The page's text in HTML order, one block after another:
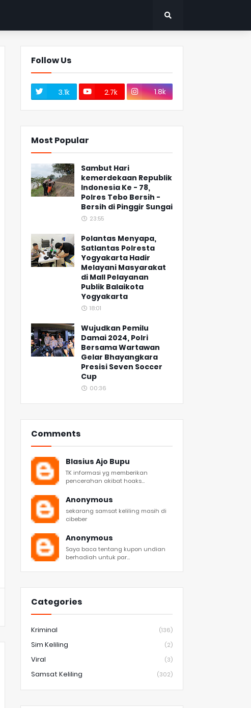
Follow Us
3.1k 2.7k 1.8k
Most Popular
Sambut Hari
kemerdekaan Republik
Indonesia Ke - 78,
Polres Tebo Bersih -
Bersih di Pinggir Sungai
23:55
Polantas Menyapa,
Satlantas Polresta
Yogyakarta Hadir
Melayani Masyarakat
di Mall Pelayanan
Publik Balaikota
Yogyakarta
18:01
Wujudkan Pemilu
Damai 2024, Polri
Bersama Wartawan
Gelar Bhayangkara
Presisi Seven Soccer
Cup
00:36
Comments
Blasius Ajo Bupu
TK informasi yg memberikan
pencerahan akibat hoaks...
Anonymous
sekarang samsat keliling masih di
cibeber
Anonymous
Saya baca tentang kupon undian
berhadiah untuk par...
Categories
Kriminal (136)
Sim Keliling (2)
Viral (3)
Samsat Keliling (302)